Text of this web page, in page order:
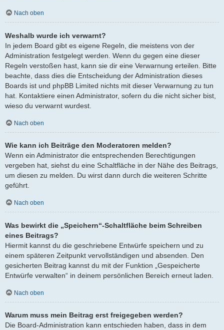
Nach oben
Weshalb wurde ich verwarnt?
In jedem Board gibt es eigene Regeln, die meistens von der
Administration festgelegt werden. Wenn du gegen eine dieser
Regeln verstoßen hast, kann sie dir eine Verwarnung erteilen. Bitte
beachte, dass dies die Entscheidung der Administration dieses
Boards ist und phpBB Limited nichts mit dieser Verwarnung zu tun
hat. Kontaktiere einen Administrator, sofern du die nicht sicher bist,
wieso du verwarnt wurdest.
Nach oben
Wie kann ich Beiträge den Moderatoren melden?
Wenn ein Administrator die entsprechenden Berechtigungen
vergeben hat, siehst du eine Schaltfläche in der Nähe des Beitrags,
um diesen zu melden. Du wirst dann durch die weiteren Schritte
geführt.
Nach oben
Was bewirkt die „Speichern“-Schaltfläche beim Schreiben
eines Beitrags?
Hiermit kannst du die geschriebene Entwürfe speichern und zu
einem späteren Zeitpunkt vervollständigen und absenden. Den
gesicherten Beitrag kannst du mit der Funktion „Gespeicherte
Entwürfe verwalten“ in deinem persönlichen Bereich erneut laden.
Nach oben
Warum muss mein Beitrag erst freigegeben werden?
Die Board-Administration kann entschieden haben, dass in dem